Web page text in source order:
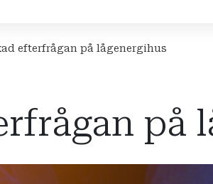
efterfrågan på lågenergihus
på